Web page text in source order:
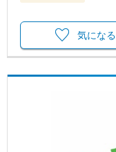
気になる